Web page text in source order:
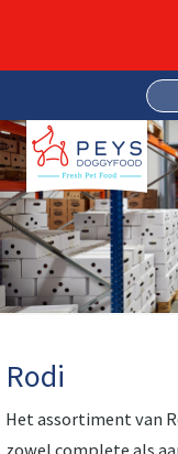
Rodi
Het assortiment van
zowel complete als